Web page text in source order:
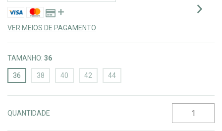
VER MEIOS DE PAGAMENTO
TAMANHO: 36
36 38 40 42 44
QUANTIDADE